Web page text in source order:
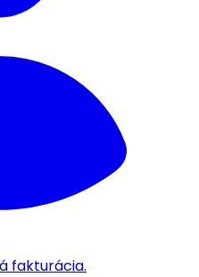
fakturácia.